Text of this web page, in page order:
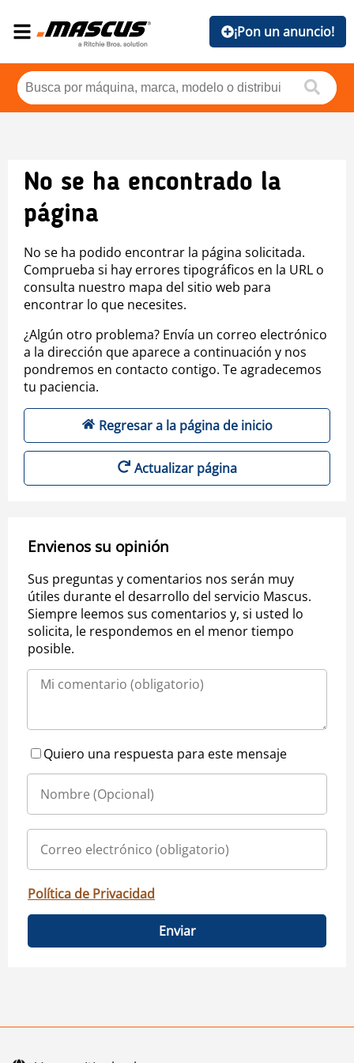
¡Pon un anuncio!
No se ha encontrado la
página
No se ha podido encontrar la página solicitada.
Comprueba si hay errores tipográficos en la URL o
consulta nuestro mapa del sitio web para
encontrar lo que necesites.
¿Algún otro problema? Envía un correo electrónico
a la dirección que aparece a continuación y nos
pondremos en contacto contigo. Te agradecemos
tu paciencia.
Regresar a la página de inicio
Actualizar página
Envienos su opinión
Sus preguntas y comentarios nos serán muy
útiles durante el desarrollo del servicio Mascus.
Siempre leemos sus comentarios y, si usted lo
solicita, le respondemos en el menor tiempo
posible.
Quiero una respuesta para este mensaje
Política de Privacidad
Enviar